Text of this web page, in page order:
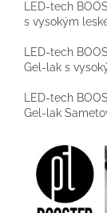
LED-tech
s vysokým
LED-tech
Gel-lak s
LED-tech
Gel-lak